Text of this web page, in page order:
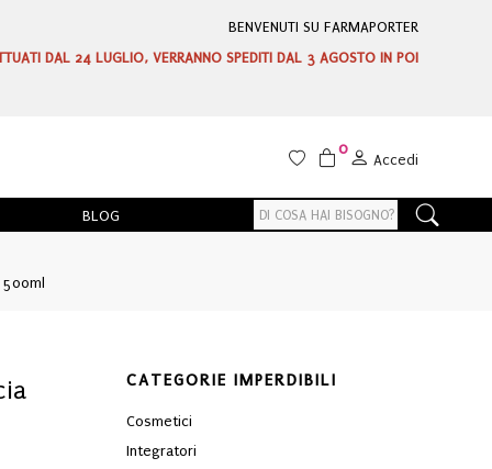
BENVENUTI SU FARMAPORTER
DAL 24 LUGLIO, VERRANNO SPEDITI DAL 3 AGOSTO IN POI
0
Accedi
BLOG
500ml
CATEGORIE IMPERDIBILI
Cosmetici
Integratori